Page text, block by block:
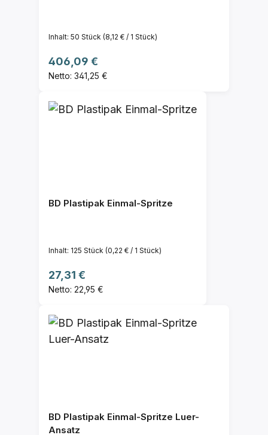
Inhalt: 50 Stück (8,12 € / 1 Stück)
Regulärer Preis:
406,09 €
Netto: 341,25 €
BD Plastipak Einmal-Spritze
Inhalt: 125 Stück (0,22 € / 1 Stück)
Regulärer Preis:
27,31 €
Netto: 22,95 €
BD Plastipak Einmal-Spritze Luer-
Ansatz